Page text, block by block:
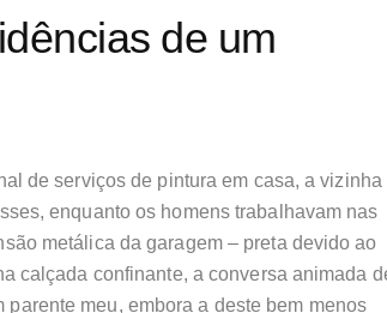
de um
de serviços de pintura em casa, a vizinha
enquanto os homens trabalhavam nas
metálica da garagem – preta devido ao
calçada confinante, a conversa animada
meu, embora a deste bem menos